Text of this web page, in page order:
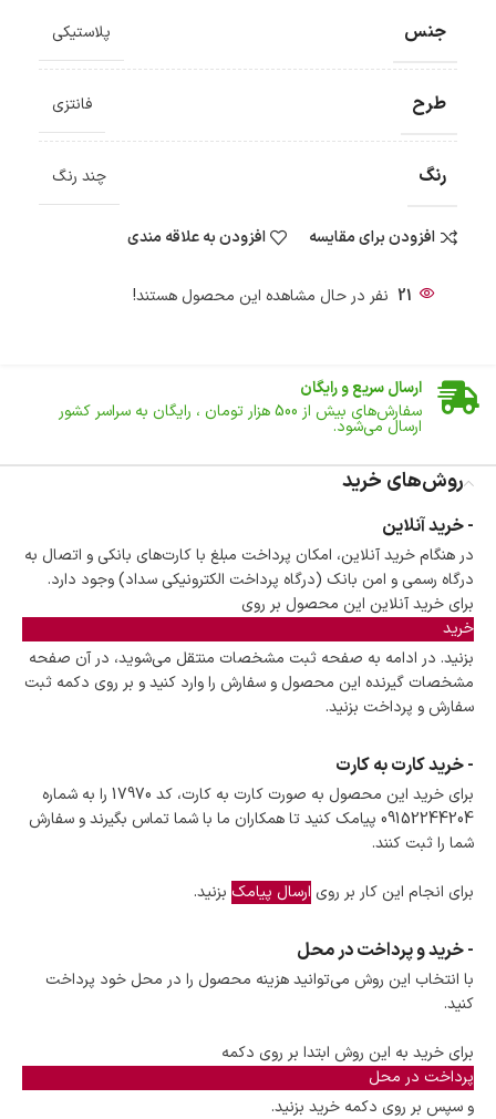
جنس پلاستیکی
طرح فانتزی
رنگ چند رنگ
افزودن برای مقایسه افزودن به علاقه مندی
21 نفر در حال مشاهده این محصول هستند!
ارسال سریع و رایگان
سفارش‌های بیش از 500 هزار تومان ، رایگان به سراسر کشور
ارسال می‌شود.
تا 14 روز پس از تحویل کالا می‌توانید آن را برگشت دهید.
امکان پرداخت در محل
در هنگام خرید محصول، امکان انتخاب پرداخت در محل
وجود دارد.
امکان پرداخت اقساطی
خرید اقساطی با شرایط آسان و بدون ضامن امکان‌پذیر
ضمانت اصالت کالا
گارانتی معتبر برای تمامی محصولات ارائه می‌شود.
روش‌های خرید
- خرید آنلاین
در هنگام خرید آنلاین، امکان پرداخت مبلغ با کارت‌های بانکی و اتصال به
درگاه رسمی و امن بانک (درگاه پرداخت الکترونیکی سداد) وجود دارد.
برای خرید آنلاین این محصول بر روی
خرید
بزنید. در ادامه به صفحه ثبت مشخصات منتقل می‌شوید، در آن صفحه
مشخصات گیرنده این محصول و سفارش را وارد کنید و بر روی دکمه ثبت
سفارش و پرداخت بزنید.
- خرید کارت به کارت
برای خرید این محصول به صورت کارت به کارت، کد 17970 را به شماره
09152244204 پیامک کنید تا همکاران ما با شما تماس بگیرند و سفارش
شما را ثبت کنند.
برای انجام این کار بر روی ارسال پیامک بزنید.
- خرید و پرداخت در محل
با انتخاب این روش می‌توانید هزینه محصول را در محل خود پرداخت
کنید.
برای خرید به این روش ابتدا بر روی دکمه
پرداخت در محل
و سپس بر روی دکمه خرید بزنید.